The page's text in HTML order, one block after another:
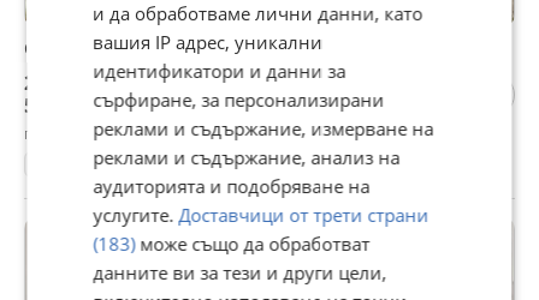
Супер луксозно бельо боди Palmers
28,12 €
55 лв
гр. Перник, Център, днес, 07:36
Луксозно
и да обработваме лични данни, като
вашия IP адрес, уникални
идентификатори и данни за
сърфиране, за персонализирани
реклами и съдържание, измерване на
реклами и съдържание, анализ на
аудиторията и подобряване на
услугите.Доставчици от трети страни
(183)може също да обработват
данните ви за тези и други цели,